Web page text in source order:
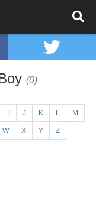
(0)
J K L M
W X Y Z